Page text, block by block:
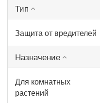
Тип
Защита от вредителей
Назначение
Для комнатных
растений